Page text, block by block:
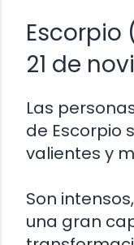
Escorpio
21 de
Las
de Escorpio
valientes y
Son
una gran